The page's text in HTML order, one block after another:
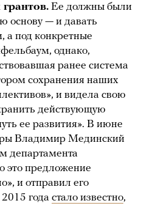
Ее должны были
основу — и давать
а под конкретные
однако,
ранее система
сохранения наших
и видела свою
действующую
ее развития». В июне
Владимир Мединский
департамента
это предложение
и отправил его
года стало известно,